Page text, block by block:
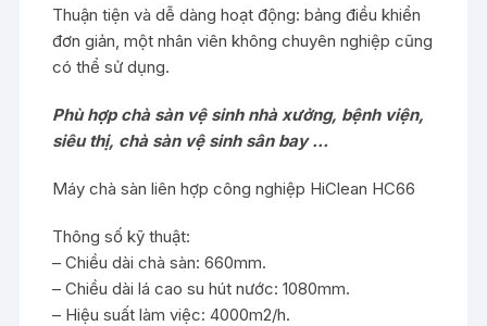
Thuận tiện và dễ dàng hoạt động: bảng điều khiển
đơn giản, một nhân viên không chuyên nghiệp cũng
có thể sử dụng.
Phù hợp chà sàn vệ sinh nhà xưởng, bệnh viện,
siêu thị, chà sàn vệ sinh sân bay …
Máy chà sàn liên hợp công nghiệp HiClean HC66
Thông số kỹ thuật:
– Chiều dài chà sàn: 660mm.
– Chiều dài lá cao su hút nước: 1080mm.
– Hiệu suất làm việc: 4000m2/h.